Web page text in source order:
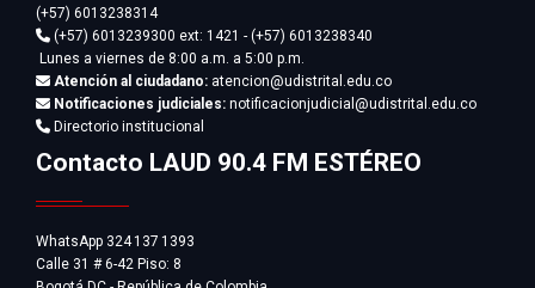
(+57) 6013238314
(+57) 6013239300 ext: 1421 - (+57) 6013238340
Lunes a viernes de 8:00 a.m. a 5:00 p.m.
Atención al ciudadano: atencion@udistrital.edu.co
Notificaciones judiciales: notificacionjudicial@udistrital.edu.co
Directorio institucional
Contacto LAUD 90.4 FM ESTÉREO
WhatsApp 324 137 1393
Calle 31 # 6-42 Piso: 8